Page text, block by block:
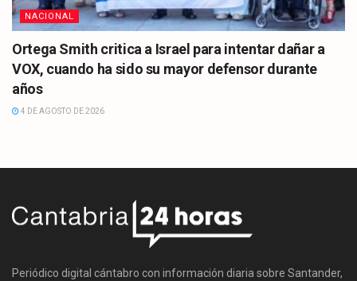
NACIONAL
Ortega Smith critica a Israel para intentar dañar a
VOX, cuando ha sido su mayor defensor durante
años
4 DE AGOSTO DE 2026
Periódico digital cántabro con información diaria sobre Santander,